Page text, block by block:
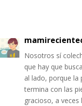
Nosotros sí
que hay que
al lado, porque la
termina con las
gracioso, a